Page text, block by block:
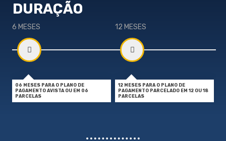
DURAÇÃO
6 MESES
06 MESES PARA O PLANO DE
PAGAMENTO AVISTA OU EM 06
PARCELAS
12 MESES
12 MESES PARA O PLANO DE
PAGAMENTO PARCELADO EM 12 OU 18
PARCELAS